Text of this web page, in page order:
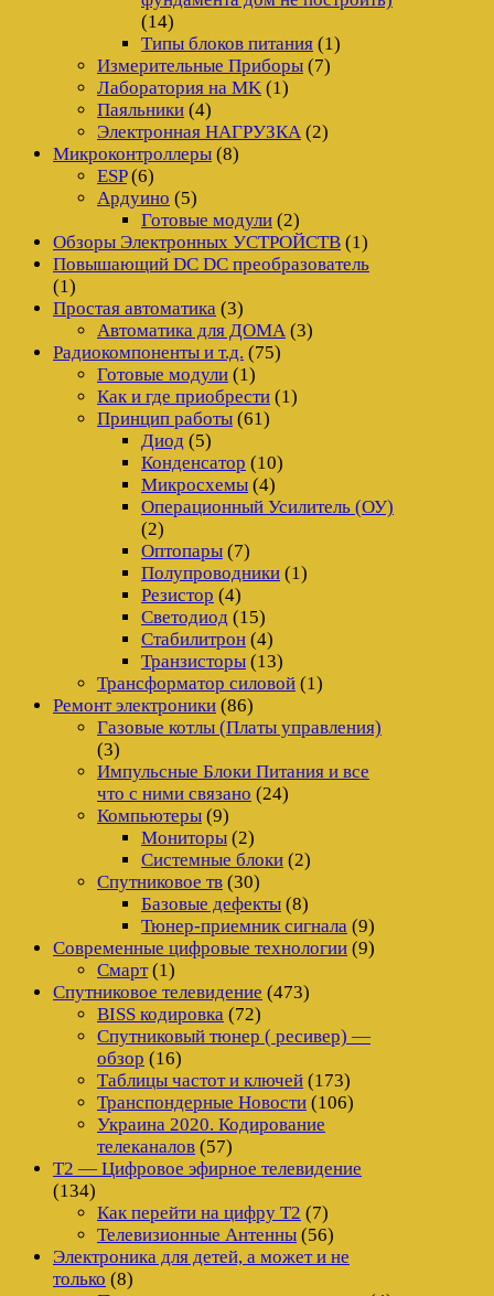
(14)
Типы блоков питания (1)
Измерительные Приборы (7)
Лаборатория на MK (1)
Паяльники (4)
Электронная НАГРУЗКА (2)
Микроконтроллеры (8)
ESP(6)
Ардуино (5)
Готовые модули (2)
Обзоры Электронных УСТРОЙСТВ (1)
Повышающий DC DC преобразователь
(1)
Простая автоматика (3)
Автоматика для ДОМА (3)
Радиокомпоненты и т.д. (75)
Готовые модули (1)
Как и где приобрести (1)
Принцип работы (61)
Диод (5)
Конденсатор (10)
Микросхемы (4)
Операционный Усилитель (ОУ)
(2)
Оптопары (7)
Полупроводники (1)
Резистор (4)
Светодиод (15)
Стабилитрон (4)
Транзисторы (13)
Трансформатор силовой (1)
Ремонт электроники (86)
Газовые котлы (Платы управления)
(3)
Импульсные Блоки Питания и все
что с ними связано (24)
Компьютеры (9)
Мониторы (2)
Системные блоки (2)
Спутниковое тв (30)
Базовые дефекты (8)
Тюнер-приемник сигнала (9)
Современные цифровые технологии (9)
Смарт(1)
Спутниковое телевидение (473)
BISS кодировка (72)
Спутниковый тюнер ( ресивер) —
обзор (16)
Таблицы частот и ключей (173)
Транспондерные Новости (106)
Украина 2020. Кодирование
телеканалов (57)
Т2 — Цифровое эфирное телевидение
(134)
Как перейти на цифру Т2 (7)
Телевизионные Антенны (56)
Электроника для детей, а может и не
только (8)